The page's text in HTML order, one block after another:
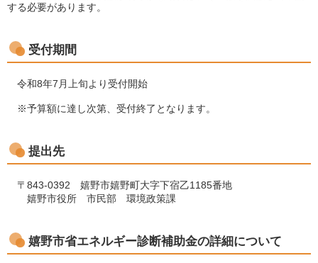
する必要があります。
受付期間
令和8年7月上旬より受付開始
※予算額に達し次第、受付終了となります。
提出先
〒843-0392 嬉野市嬉野町大字下宿乙1185番地
嬉野市役所 市民部 環境政策課
嬉野市省エネルギー診断補助金の詳細について